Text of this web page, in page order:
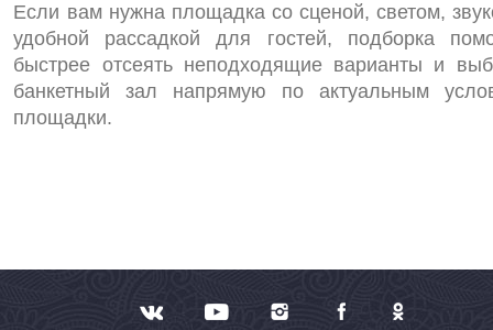
Если вам нужна площадка со сценой, светом,
удобной рассадкой для гостей, подборка
быстрее отсеять неподходящие варианты и
банкетный зал напрямую по актуальным
площадки.